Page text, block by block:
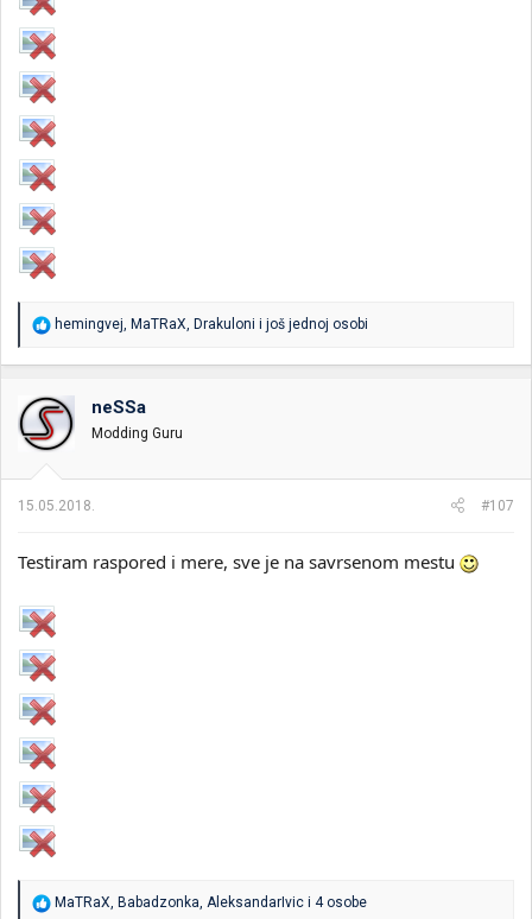
R
a
o
v
a
:
hemingvej, MaTRaX, Drakuloni i još jednoj osobi
neSSa
Modding Guru
15.05.2018. #107
Testiram raspored i mere, sve je na savrsenom mestu
R
MaTRaX Babadzonka AleksandarIvic i 4 osobe